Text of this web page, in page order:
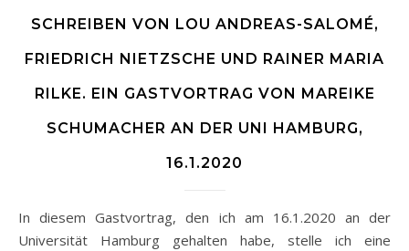
SCHREIBEN VON LOU ANDREAS-SALOMÉ,
FRIEDRICH NIETZSCHE UND RAINER MARIA
RILKE. EIN GASTVORTRAG VON MAREIKE
SCHUMACHER AN DER UNI HAMBURG,
16.1.2020
In diesem Gastvortrag, den ich am 16.1.2020 an der
Universität Hamburg gehalten habe, stelle ich eine